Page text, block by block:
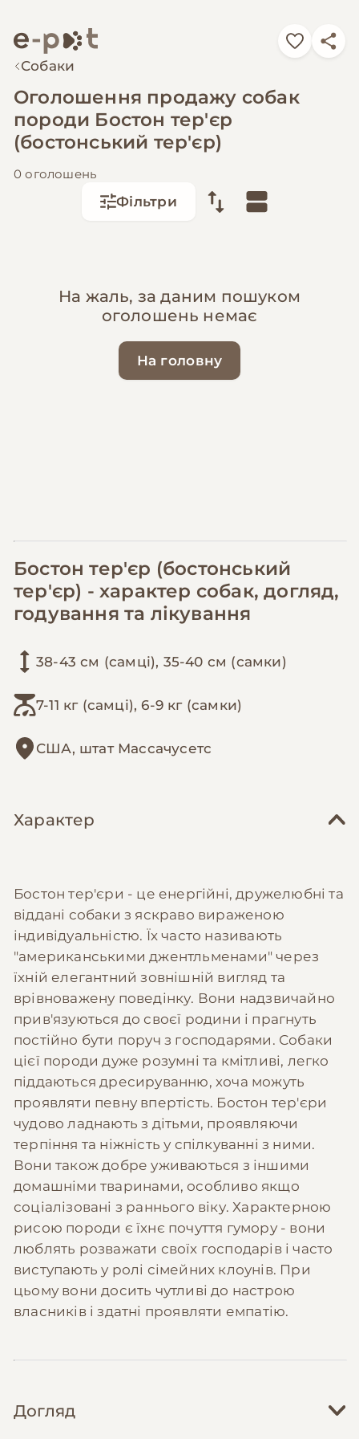
Собаки
Оголошення продажу собак
породи Бостон тер'єр
(бостонський тер'єр)
0 оголошень
Фільтри
На жаль, за даним пошуком
оголошень немає
На головну
Бостон тер'єр (бостонський
тер'єр) - характер собак, догляд,
годування та лікування
38-43 см (самці), 35-40 см (самки)
7-11 кг (самці), 6-9 кг (самки)
США, штат Массачусетс
Характер
Бостон тер'єри - це енергійні, дружелюбні та
віддані собаки з яскраво вираженою
індивідуальністю. Їх часто називають
"американськими джентльменами" через
їхній елегантний зовнішній вигляд та
врівноважену поведінку. Вони надзвичайно
прив'язуються до своєї родини і прагнуть
постійно бути поруч з господарями. Собаки
цієї породи дуже розумні та кмітливі, легко
піддаються дресируванню, хоча можуть
проявляти певну впертість. Бостон тер'єри
чудово ладнають з дітьми, проявляючи
терпіння та ніжність у спілкуванні з ними.
Вони також добре уживаються з іншими
домашніми тваринами, особливо якщо
соціалізовані з раннього віку. Характерною
рисою породи є їхнє почуття гумору - вони
люблять розважати своїх господарів і часто
виступають у ролі сімейних клоунів. При
цьому вони досить чутливі до настрою
власників і здатні проявляти емпатію.
Догляд